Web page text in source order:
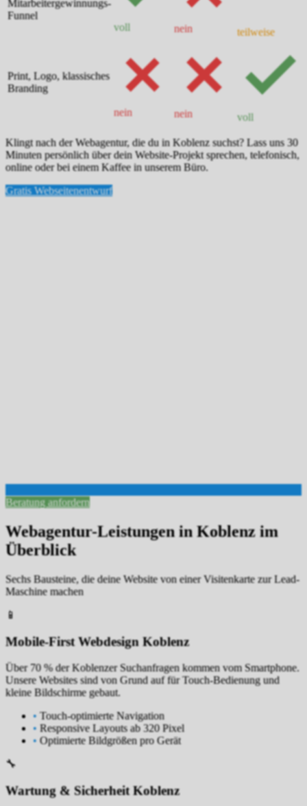
Mitarbeitergewinnungs-
Funnel
voll
nein teilweise
Print, Logo, klassisches
Branding
nein nein voll
Klingt nach der Webagentur, die du in Koblenz suchst? Lass uns 30
Minuten persönlich über dein Website-Projekt sprechen, telefonisch,
online oder bei einem Kaffee in unserem Büro.
Gratis Webseitenentwurf
Beratung anfordern
Webagentur-Leistungen in Koblenz im
Überblick
Sechs Bausteine, die deine Website von einer Visitenkarte zur Lead-
Maschine machen
📱
Mobile-First Webdesign Koblenz
Über 70 % der Koblenzer Suchanfragen kommen vom Smartphone.
Unsere Websites sind von Grund auf für Touch-Bedienung und
kleine Bildschirme gebaut.
•Touch-optimierte Navigation
• Responsive Layouts ab 320 Pixel
•Optimierte Bildgrößen pro Gerät
🔧
Wartung & Sicherheit Koblenz